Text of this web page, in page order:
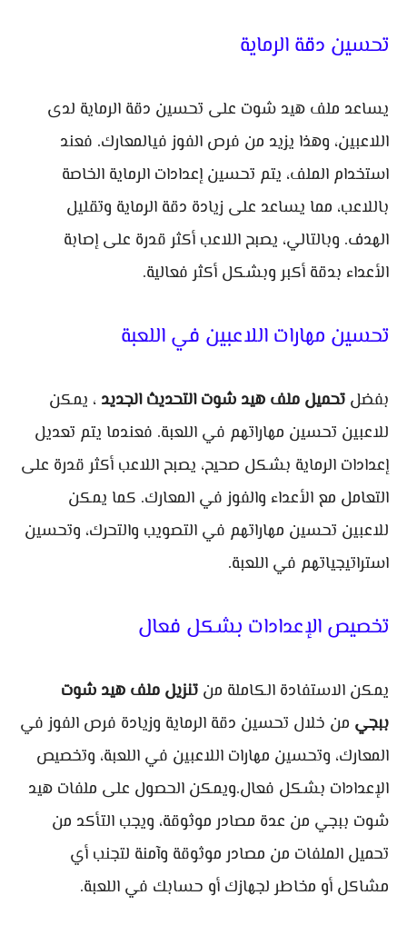
تحسين دقة الرماية
يساعد ملف هيد شوت على تحسين دقة الرماية لدى
اللاعبين، وهذا يزيد من فرص الفوز فيالمعارك. فعند
استخدام الملف، يتم تحسين إعدادات الرماية الخاصة
باللاعب، مما يساعد على زيادة دقة الرماية وتقليل
الهدف. وبالتالي، يصبح اللاعب أكثر قدرة على إصابة
الأعداء بدقة أكبر وبشكل أكثر فعالية.
تحسين مهارات اللاعبين في اللعبة
بفضل تحميل ملف هيد شوت التحديث الجديد ، يمكن
للاعبين تحسين مهاراتهم في اللعبة. فعندما يتم تعديل
إعدادات الرماية بشكل صحيح، يصبح اللاعب أكثر قدرة على
التعامل مع الأعداء والفوز في المعارك. كما يمكن
للاعبين تحسين مهاراتهم في التصويب والتحرك، وتحسين
استراتيجياتهم في اللعبة.
تخصيص الإعدادات بشكل فعال
يمكن الاستفادة الكاملة من تنزيل ملف هيد شوت
ببجي من خلال تحسين دقة الرماية وزيادة فرص الفوز في
المعارك، وتحسين مهارات اللاعبين في اللعبة، وتخصيص
الإعدادات بشكل فعال.ويمكن الحصول على ملفات هيد
شوت ببجي من عدة مصادر موثوقة، ويجب التأكد من
تحميل الملفات من مصادر موثوقة وآمنة لتجنب أي
مشاكل أو مخاطر لجهازك أو حسابك في اللعبة.